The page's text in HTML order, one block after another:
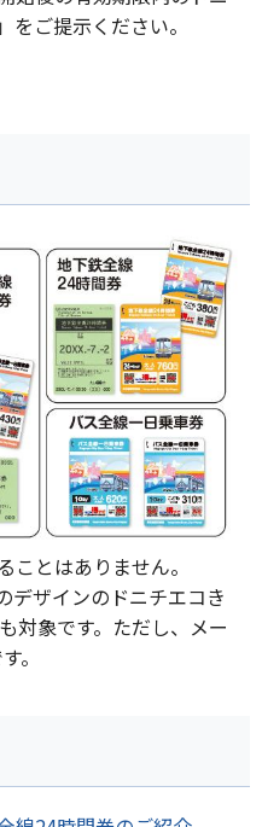
ご提示ください。
とはありません。
デザインのドニチエコき
対象です。ただし、メー
。